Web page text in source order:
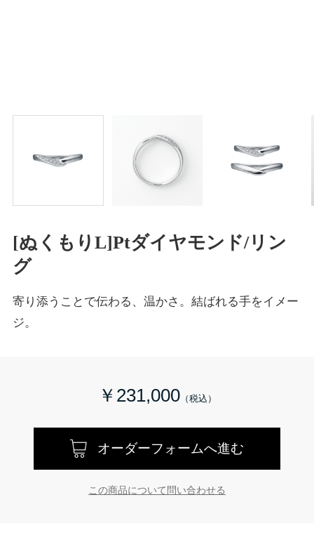
[ぬくもりL]Ptダイヤモンド/リン
グ
寄り添うことで伝わる、温かさ。結ばれる手をイメー
ジ。
￥231,000
オーダーフォームへ進む
この商品について問い合わせる